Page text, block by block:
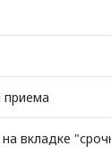
приема
вкладке